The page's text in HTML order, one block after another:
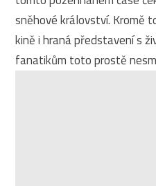
sněhové království. Kromě
kině i hraná představení s
fanatikům toto prostě